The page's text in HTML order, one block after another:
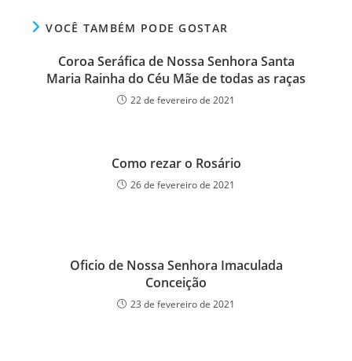
VOCÊ TAMBÉM PODE GOSTAR
Coroa Seráfica de Nossa Senhora Santa
Maria Rainha do Céu Mãe de todas as raças
22 de fevereiro de 2021
Como rezar o Rosário
26 de fevereiro de 2021
Oficio de Nossa Senhora Imaculada
Conceição
23 de fevereiro de 2021